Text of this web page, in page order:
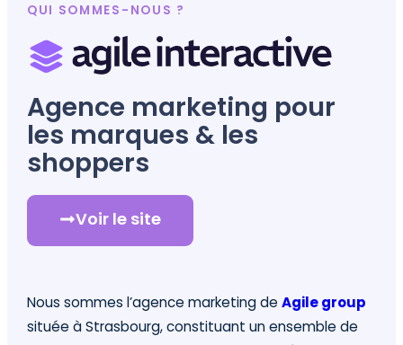
QUI SOMMES-NOUS ?
Agence marketing pour
les marques & les
shoppers
Voir le site
Nous sommes l’agence marketing de Agile group
située à Strasbourg, constituant un ensemble de